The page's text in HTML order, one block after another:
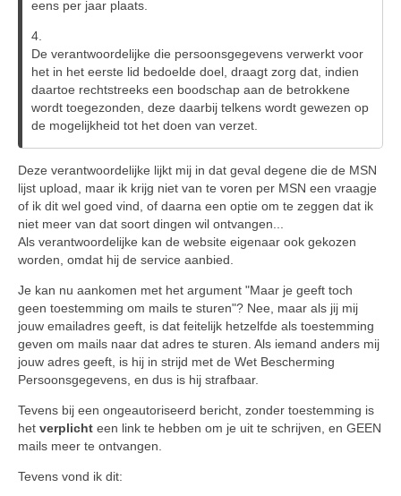
eens per jaar plaats.
4.
De verantwoordelijke die persoonsgegevens verwerkt voor
het in het eerste lid bedoelde doel, draagt zorg dat, indien
daartoe rechtstreeks een boodschap aan de betrokkene
wordt toegezonden, deze daarbij telkens wordt gewezen op
de mogelijkheid tot het doen van verzet.
Deze verantwoordelijke lijkt mij in dat geval degene die de MSN
lijst upload, maar ik krijg niet van te voren per MSN een vraagje
of ik dit wel goed vind, of daarna een optie om te zeggen dat ik
niet meer van dat soort dingen wil ontvangen...
Als verantwoordelijke kan de website eigenaar ook gekozen
worden, omdat hij de service aanbied.
Je kan nu aankomen met het argument "Maar je geeft toch
geen toestemming om mails te sturen"? Nee, maar als jij mij
jouw emailadres geeft, is dat feitelijk hetzelfde als toestemming
geven om mails naar dat adres te sturen. Als iemand anders mij
jouw adres geeft, is hij in strijd met de Wet Bescherming
Persoonsgegevens, en dus is hij strafbaar.
Tevens bij een ongeautoriseerd bericht, zonder toestemming is
het verplicht een link te hebben om je uit te schrijven, en GEEN
mails meer te ontvangen.
Tevens vond ik dit: